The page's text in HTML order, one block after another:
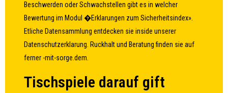
Beschwerden oder Schwachstellen gibt es in welcher
Bewertung im Modul �Erklarungen zum Sicherheitsindex».
Etliche Datensammlung entdecken sie inside unserer
Datenschutzerklarung. Ruckhalt und Beratung finden sie auf
ferner -mit-sorge.dem.
Tischspiele darauf gift